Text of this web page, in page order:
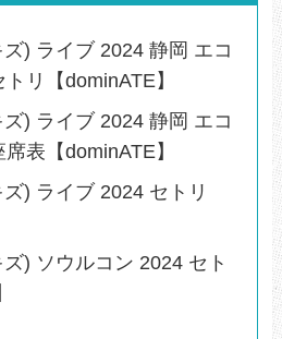
) ライブ 2024 静岡 エコ
リ【dominATE】
) ライブ 2024 静岡 エコ
表【dominATE】
) ライブ 2024 セトリ
) ソウルコン 2024 セト